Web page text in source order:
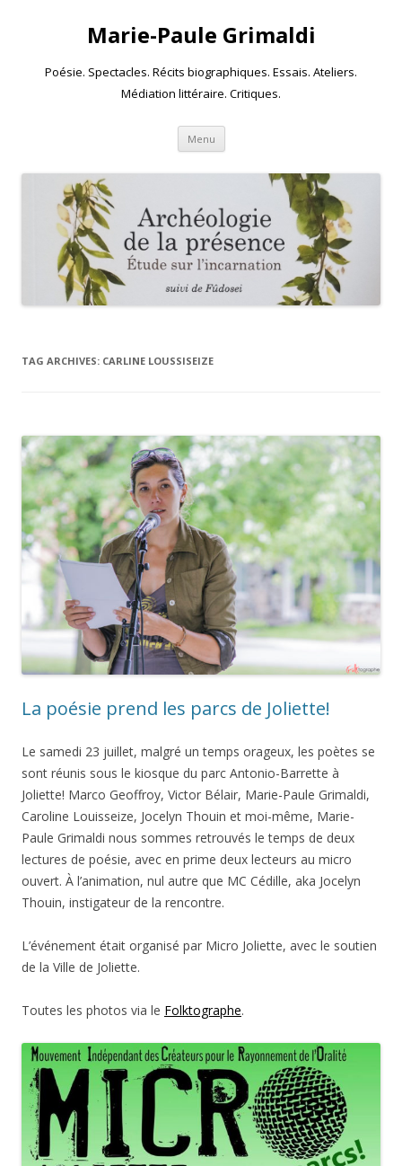
Marie-Paule Grimaldi
Poésie. Spectacles. Récits biographiques. Essais. Ateliers.
Médiation littéraire. Critiques.
Menu Skip to content
TAG ARCHIVES: CARLINE LOUSSISEIZE
La poésie prend les parcs de Joliette!
Le samedi 23 juillet, malgré un temps orageux, les poètes se
sont réunis sous le kiosque du parc Antonio-Barrette à
Joliette! Marco Geoffroy, Victor Bélair, Marie-Paule Grimaldi,
Caroline Louisseize, Jocelyn Thouin et moi-même, Marie-
Paule Grimaldi nous sommes retrouvés le temps de deux
lectures de poésie, avec en prime deux lecteurs au micro
ouvert. À l’animation, nul autre que MC Cédille, aka Jocelyn
Thouin, instigateur de la rencontre.
L’événement était organisé par Micro Joliette, avec le soutien
de la Ville de Joliette.
Toutes les photos via le Folktographe.